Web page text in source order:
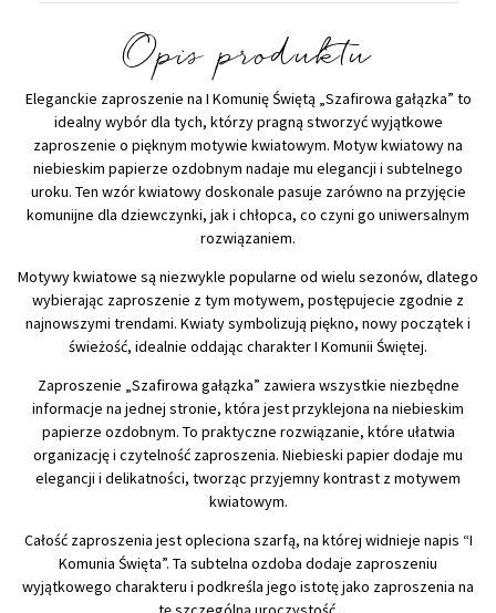
Opis produktu
Eleganckie zaproszenie na I Komunię Świętą „Szafirowa gałązka” to
idealny wybór dla tych, którzy pragną stworzyć wyjątkowe
zaproszenie o pięknym motywie kwiatowym. Motyw kwiatowy na
niebieskim papierze ozdobnym nadaje mu elegancji i subtelnego
uroku. Ten wzór kwiatowy doskonale pasuje zarówno na przyjęcie
komunijne dla dziewczynki, jak i chłopca, co czyni go uniwersalnym
rozwiązaniem.
Motywy kwiatowe są niezwykle popularne od wielu sezonów, dlatego
wybierając zaproszenie z tym motywem, postępujecie zgodnie z
najnowszymi trendami. Kwiaty symbolizują piękno, nowy początek i
świeżość, idealnie oddając charakter I Komunii Świętej.
Zaproszenie „Szafirowa gałązka” zawiera wszystkie niezbędne
informacje na jednej stronie, która jest przyklejona na niebieskim
papierze ozdobnym. To praktyczne rozwiązanie, które ułatwia
organizację i czytelność zaproszenia. Niebieski papier dodaje mu
elegancji i delikatności, tworząc przyjemny kontrast z motywem
kwiatowym.
Całość zaproszenia jest opleciona szarfą, na której widnieje napis “I
Komunia Święta”. Ta subtelna ozdoba dodaje zaproszeniu
wyjątkowego charakteru i podkreśla jego istotę jako zaproszenia na